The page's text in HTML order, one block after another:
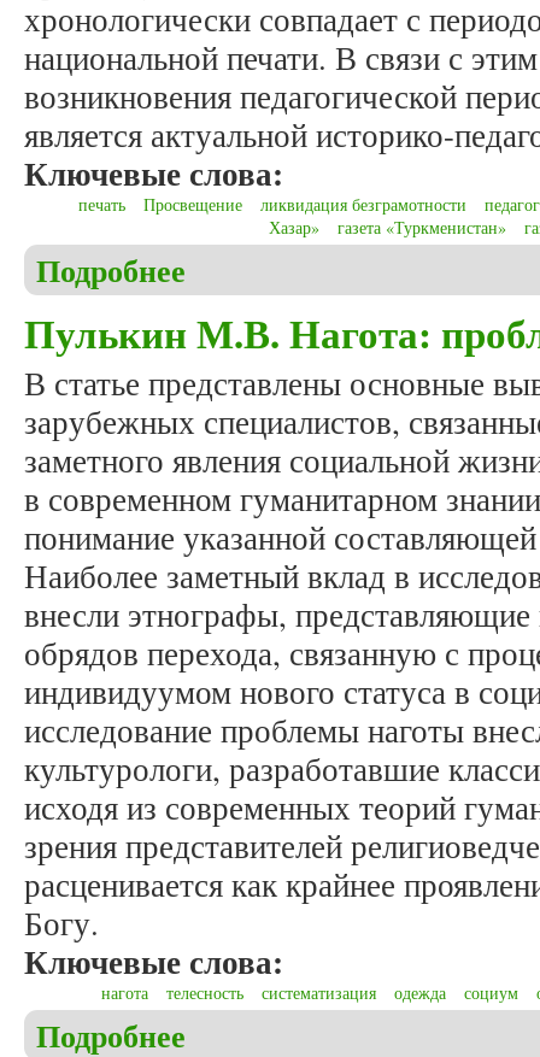
хронологически совпадает с
национальной печати. В связи с
возникновения педагогической
является актуальной историко-
Ключевые слова:
печать Просвещение ликвидация безграмотности
Хазар»
газета «Туркменистан»
Подробнее
Пулькин М.В. Нагота:
В статье представлены основные
зарубежных специалистов,
заметного явления социальной
в современном гуманитарном
понимание указанной
Наиболее заметный вклад в
внесли этнографы, представляющие
обрядов перехода, связанную с
индивидуумом нового статуса в
исследование проблемы наготы
культурологи, разработавшие
исходя из современных теорий
зрения представителей
расценивается как крайнее
Богу.
Ключевые слова:
нагота телесность систематизация одежда социум
Подробнее